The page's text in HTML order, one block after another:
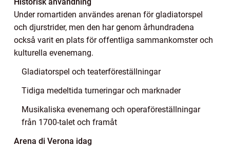
Under romartiden användes arenan för gladiatorspel
och djurstrider, men den har genom århundradena
också varit en plats för offentliga sammankomster och
kulturella evenemang.
Gladiatorspel och teaterföreställningar
Tidiga medeltida turneringar och marknader
Musikaliska evenemang och operaföreställningar
från 1700-talet och framåt
Arena di Verona idag